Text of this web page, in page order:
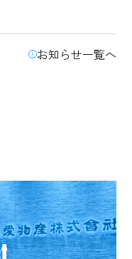
お知らせ一覧へ